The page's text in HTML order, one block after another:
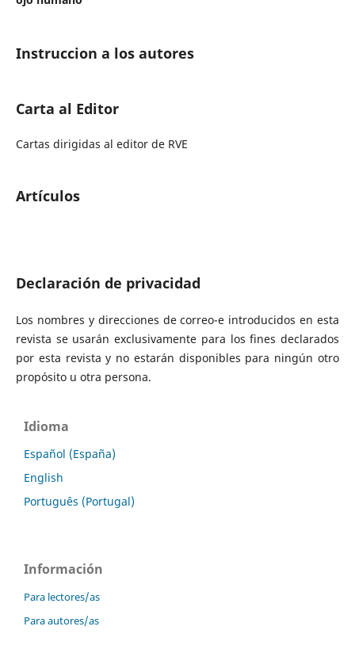
Instruccion a los autores
Carta al Editor
Cartas dirigidas al editor de RVE
Artículos
Declaración de privacidad
Los nombres y direcciones de correo-e introducidos en esta
revista se usarán exclusivamente para los fines declarados
por esta revista y no estarán disponibles para ningún otro
propósito u otra persona.
Idioma
Español (España)
English
Português (Portugal)
Información
Para lectores/as
Para autores/as